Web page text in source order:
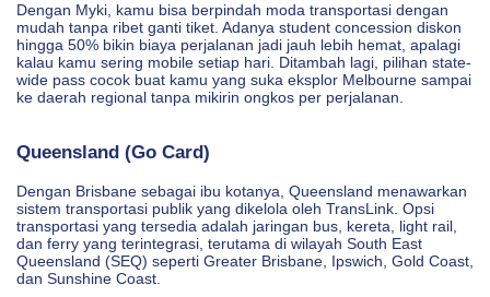
Dengan Myki, kamu bisa berpindah moda transportasi dengan
mudah tanpa ribet ganti tiket. Adanya student concession diskon
hingga 50% bikin biaya perjalanan jadi jauh lebih hemat, apalagi
kalau kamu sering mobile setiap hari. Ditambah lagi, pilihan state-
wide pass cocok buat kamu yang suka eksplor Melbourne sampai
ke daerah regional tanpa mikirin ongkos per perjalanan.
Queensland (Go Card)
Dengan Brisbane sebagai ibu kotanya, Queensland menawarkan
sistem transportasi publik yang dikelola oleh TransLink. Opsi
transportasi yang tersedia adalah jaringan bus, kereta, light rail,
dan ferry yang terintegrasi, terutama di wilayah South East
Queensland (SEQ) seperti Greater Brisbane, Ipswich, Gold Coast,
dan Sunshine Coast.